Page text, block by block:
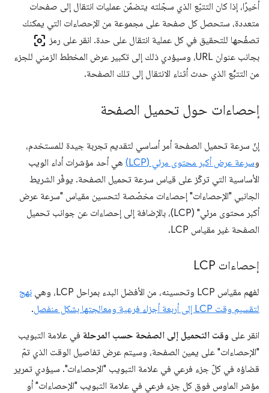
أخيرًا، إذا كان التتبّع الذي سجّلته يتضمّن عمليات انتقال إلى صفحات
متعددة، ستحصل كل صفحة على مجموعة من الإحصاءات التي يمكنك
تصفّحها للتحقيق في كل عملية انتقال على حدة. انقر على رمز center_focus_weak
بجانب عنوان URL، وسيؤدي ذلك إلى تكبير عرض المخطط الزمني للجزء
من التتبُّع الذي حدث أثناء الانتقال إلى تلك الصفحة.
إحصاءات حول تحميل الصفحة
إنّ سرعة تحميل الصفحة أمر أساسي لتقديم تجربة جيدة للمستخدم،
وسرعة عرض أكبر محتوى مرئي (LCP)
هي أحد مؤشرات أداء الويب
الأساسية التي تركّز على قياس سرعة تحميل الصفحة. يوفّر الشريط
الجانبي "الإحصاءات" إحصاءات مخصّصة لتحسين مقياس "سرعة عرض
أكبر محتوى مرئي" (LCP)، بالإضافة إلى إحصاءات عن جوانب تحميل
الصفحة غير مقياس LCP.
إحصاءات LCP
لفهم مقياس LCP وتحسينه، من الأفضل البدء بمراحل LCP، وهي
نهج
لتقسيم وقت LCP إلى أربعة أجزاء فرعية ومعالجتها بشكل منفصل
.
انقر على وقت التحميل إلى الصفحة حسب المرحلة في علامة التبويب
"الإحصاءات" على يمين الصفحة، وسيتم عرض تفاصيل الوقت الذي تمّ
قضاؤه في كلّ جزء فرعي في علامة التبويب "الإحصاءات". سيؤدي تمرير
مؤشر الماوس فوق كل جزء فرعي في علامة التبويب "الإحصاءات" أو